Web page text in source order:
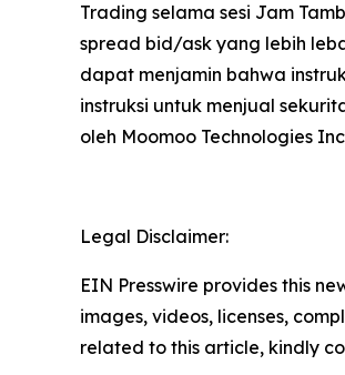
Trading selama sesi Jam
spread bid/ask yang lebih
dapat menjamin bahwa
instruksi untuk menjual
oleh Moomoo Technologies
Legal Disclaimer:
EIN Presswire provides this
images, videos, licenses,
related to this article, kindly